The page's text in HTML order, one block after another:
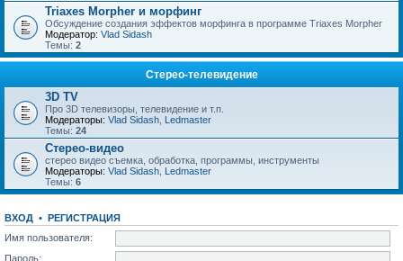
Triaxes Morpher и морфинг
Обсуждение создания эффектов морфинга в программе Triaxes Morpher
Модератор: Vlad Sidash
Темы: 2
Стерео-телевидение
3D TV
Про 3D телевизоры, телевидение и т.п.
Модераторы: Vlad Sidash Ledmaster
Темы: 24
Стерео-видео
стерео видео съемка, обработка, программы, инструменты
Модераторы: Vlad Sidash Ledmaster
Темы: 6
ВХОД • РЕГИСТРАЦИЯ
Имя пользователя:
Пароль: